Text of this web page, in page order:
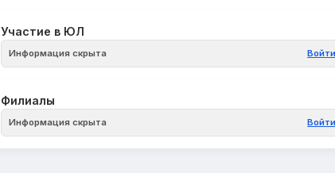
Участие в ЮЛ
Информация скрыта Войти
Филиалы
Информация скрыта Войти